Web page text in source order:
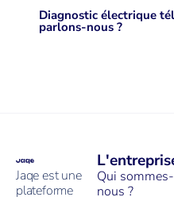
Diagnostic électrique
parlons-nous ?
Jaqe est une
plateforme
Qui sommes-
nous ?